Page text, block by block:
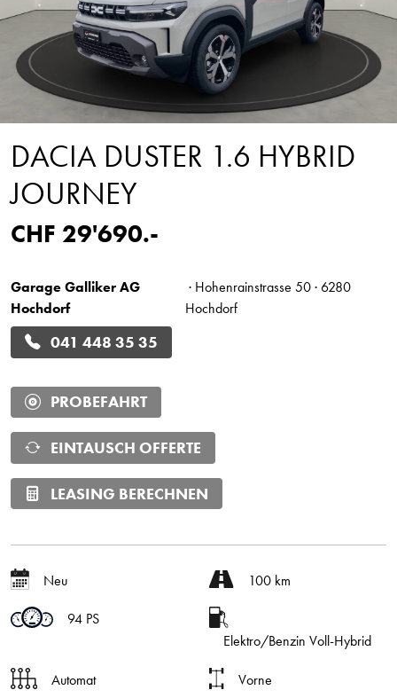
DACIA DUSTER 1.6 HYBRID
JOURNEY
CHF 29'690.-
Garage Galliker AG
Hochdorf
· Hohenrainstrasse 50 · 6280
Hochdorf
041 448 35 35
PROBEFAHRT
EINTAUSCH OFFERTE
LEASING BERECHNEN
Neu 100 km
94 PS
Elektro/Benzin Voll-Hybrid
Automat Vorne